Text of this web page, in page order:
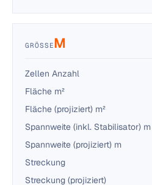
GRÖSSE M
Zellen Anzahl
Fläche m²
Fläche (projiziert) m²
Spannweite (inkl. Stabilisator) m
Spannweite (projiziert) m
Streckung
Streckung (projiziert)